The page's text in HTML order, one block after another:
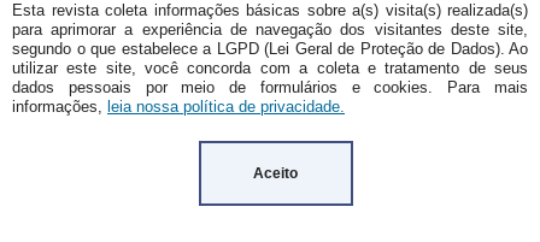
Esta revista coleta informações básicas sobre a(s) visita(s) realizada(s)
para aprimorar a experiência de navegação dos visitantes deste site,
segundo o que estabelece a LGPD (Lei Geral de Proteção de Dados). Ao
utilizar este site, você concorda com a coleta e tratamento de seus
dados pessoais por meio de formulários e cookies. Para mais
informações, leia nossa política de privacidade.
Aceito